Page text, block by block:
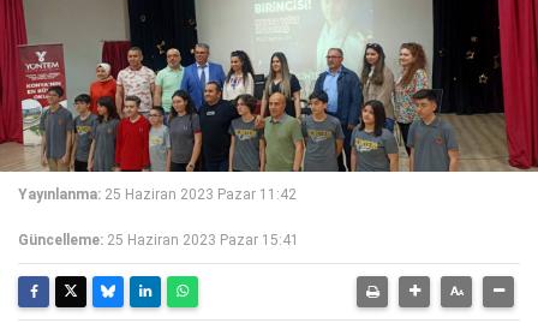
Yayınlanma: 25 Haziran 2023 Pazar 11:42
Güncelleme: 25 Haziran 2023 Pazar 15:41